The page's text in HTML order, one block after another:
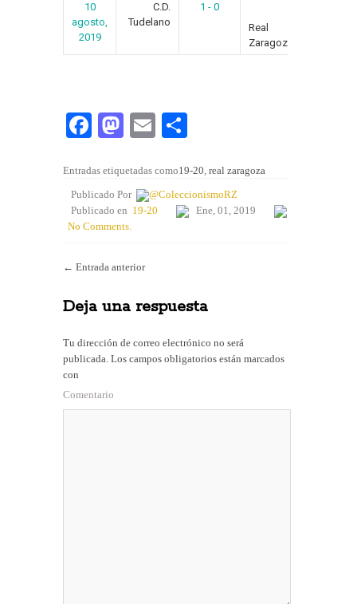
10
agosto,
2019
C.D.
Tudelano
1 - 0
Real
Zaragoza
Fa
bo
ok
M
to
do
n
E
ail m
pa
rti
Entradas etiquetadas como19-20, real zaragoza
Publicado Por
@ColeccionismoRZ
Publicado en 19-20
Ene, 01, 2019
No Comments.
← Entrada anterior
Deja una respuesta
Tu dirección de correo electrónico no será
publicada. Los campos obligatorios están marcados
con
Comentario